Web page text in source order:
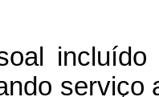
incluído
serviço